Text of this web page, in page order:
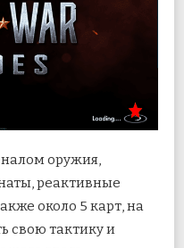
оружия,
реактивные
около 5 карт, на
свою тактику и